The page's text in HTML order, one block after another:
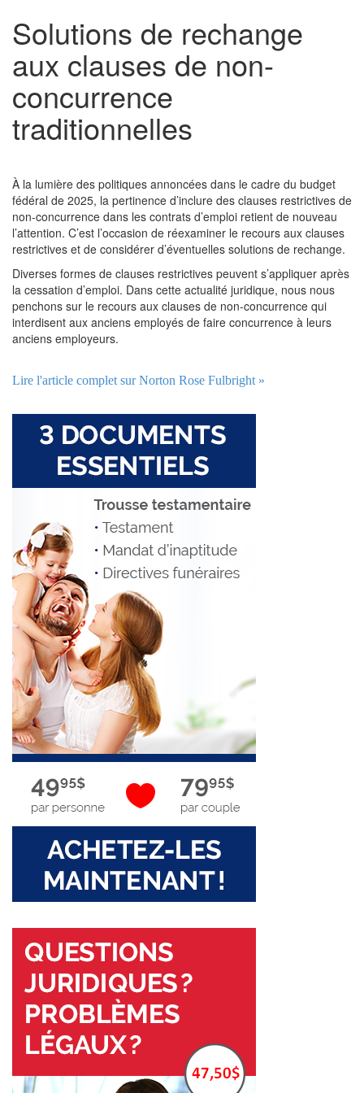
Solutions de rechange
aux clauses de non-
concurrence
traditionnelles
À la lumière des politiques annoncées dans le cadre du budget
fédéral de 2025, la pertinence d’inclure des clauses restrictives de
non-concurrence dans les contrats d’emploi retient de nouveau
l’attention. C’est l’occasion de réexaminer le recours aux clauses
restrictives et de considérer d’éventuelles solutions de rechange.
Diverses formes de clauses restrictives peuvent s’appliquer après
la cessation d’emploi. Dans cette actualité juridique, nous nous
penchons sur le recours aux clauses de non-concurrence qui
interdisent aux anciens employés de faire concurrence à leurs
anciens employeurs.
Lire l'article complet sur Norton Rose Fulbright »